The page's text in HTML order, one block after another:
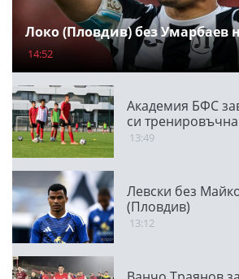
Локо (Пловдив) без Умарбаев
14:52
Академия БФС
си
13:49
Левски без
(Пловдив)
13:12